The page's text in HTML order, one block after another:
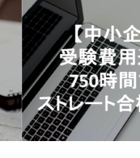
ロフィ
断士・
資産